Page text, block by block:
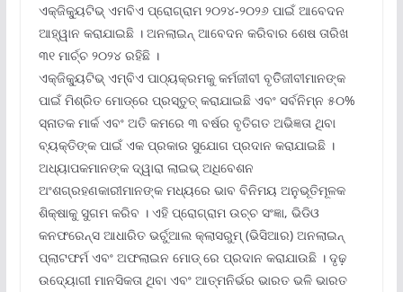
ଏକ୍‌ଜିକ୍ୟୁଟିଭ୍ ଏମବିଏ ପ୍ରୋଗ୍ରାମ ୨୦୨୪-୨୦୨୬ ପାଇଁ ଆବେଦନ
ଆହ୍ୱାନ କରାଯାଇଛି । ଅନଲାଇନ୍ ଆବେଦନ କରିବାର ଶେଷ ତାରିଖ
୩୧ ମାର୍ଚ୍ଚ ୨୦୨୪ ରହିଛି ।
ଏକ୍‌ଜିକ୍ୟୁଟିଭ୍ ଏମ୍‌ବିଏ ପାଠ୍ୟକ୍ରମକୁ କର୍ମଜୀବୀ ବୃତିିଜୀବୀମାନଙ୍କ
ପାଇଁ ମିଶ୍ରିତ ମୋଡ୍‌ରେ ପ୍ରସ୍ତୁତ୍ କରାଯାଇଛି ଏବଂ ସର୍ବନିମ୍ନ ୫୦%
ସ୍ନାତକ ମାର୍କ ଏବଂ ଅତି କମରେ ୩ ବର୍ଷର ବୃତିଗତ ଅଭିଜ୍ଞତା ଥିବା
ବ୍ୟକ୍ତିଙ୍କ ପାଇଁ ଏକ ପ୍ରକାର ସୁଯୋଗ ପ୍ରଦାନ କରାଯାଇଛି ।
ଅଧ୍ୟାପକମାନଙ୍କ ଦ୍ୱାରା ଲାଇଭ୍ ଅଧିବେଶନ
ଅଂଶଗ୍ରହଣକାରୀମାନଙ୍କ ମଧ୍ୟରେ ଭାବ ବିନିମୟ ଅନୁଭୂତିମୂଳକ
ଶିକ୍ଷାକୁ ସୁଗମ କରିବ । ଏହି ପ୍ରୋଗ୍ରାମ ଉଚ୍ଚ ସଂଜ୍ଞା, ଭିଡିଓ
କନଫରେନ୍ସ ଆଧାରିତ ଭର୍ଚୁଆଲ କ୍ଲାସରୁମ୍ (ଭିସିଆର) ଅନଲାଇନ୍
ପ୍ଲାଟଫର୍ମ ଏବଂ ଅଫଲାଇନ ମୋଡ୍ ରେ ପ୍ରଦାନ କରାଯାଉଛି । ଦୃଢ଼
ଉଦ୍ୟୋଗୀ ମାନସିକତା ଥିବା ଏବଂ ଆତ୍ମନିର୍ଭର ଭାରତ ଭଳି ଭାରତ